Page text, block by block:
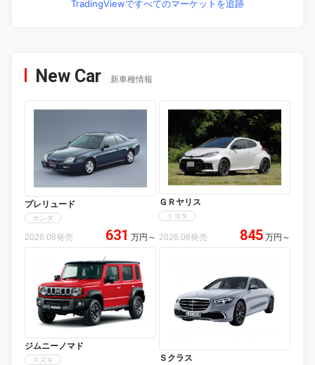
TradingViewですべてのマーケットを追跡
New Car 新車種情報
プレリュード
ホンダ
2026.08発売 631 万円 ～
ＧＲヤリス
トヨタ
2026.08発売 845 万円 ～
ジムニーノマド
スズキ Ｓクラス